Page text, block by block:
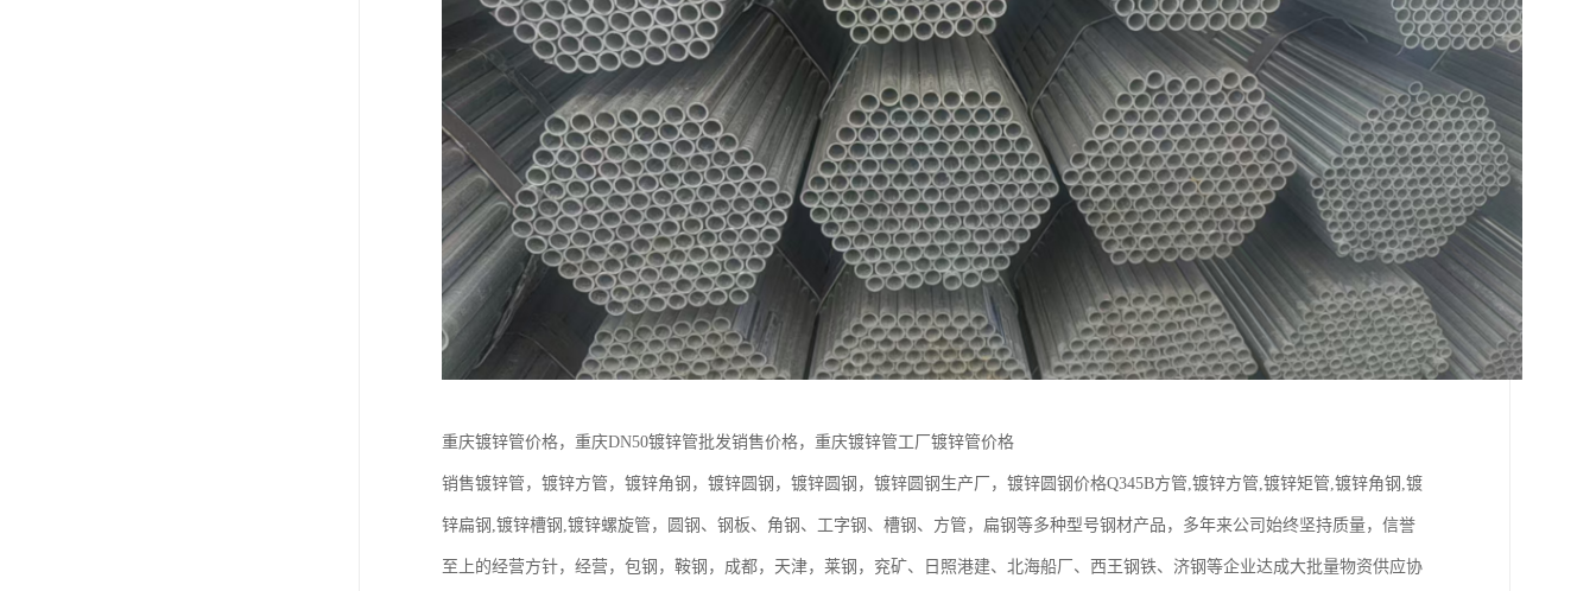
重庆镀锌管价格，重庆DN50镀锌管批发销售价格，重庆镀锌管工厂镀锌管价格
销售镀锌管，镀锌方管，镀锌角钢，镀锌圆钢，镀锌圆钢，镀锌圆钢生产厂，镀锌圆钢价格Q345B方管,镀锌方管,镀锌矩管,镀锌角钢,镀
锌扁钢,镀锌槽钢,镀锌螺旋管，圆钢、钢板、角钢、工字钢、槽钢、方管，扁钢等多种型号钢材产品，多年来公司始终坚持质量，信誉
至上的经营方针，经营，包钢，鞍钢，成都，天津，莱钢，兖矿、日照港建、北海船厂、西王钢铁、济钢等企业达成大批量物资供应协